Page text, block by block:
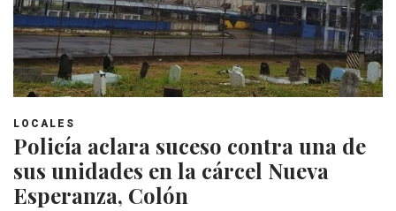
LOCALES
Policía aclara suceso contra una de
sus unidades en la cárcel Nueva
Esperanza, Colón